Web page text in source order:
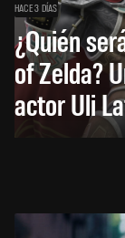
HACE 3 DÍAS
¿Quién
of Zelda?
actor Uli